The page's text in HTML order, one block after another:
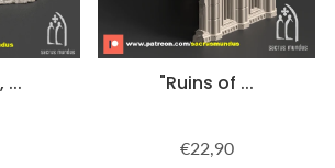
... "Ruins of ...
Prix
€22,90€22,90